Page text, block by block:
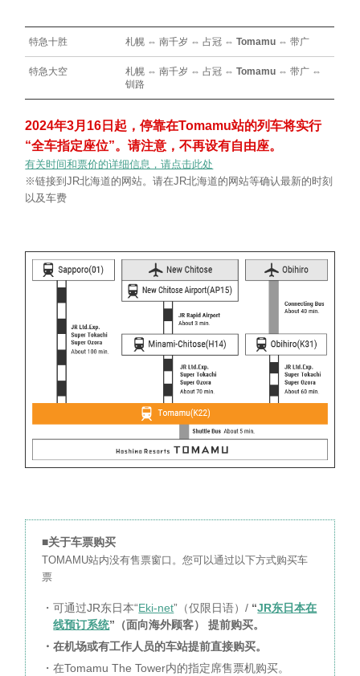
特急十胜 札幌 ⇔ 南千岁 ⇔ 占冠 ⇔Tomamu ⇔ 带广
特急大空 札幌 ⇔ 南千岁 ⇔ 占冠 ⇔Tomamu ⇔ 带广 ⇔
钏路
2024年3月16日起，停靠在Tomamu站的列车将实行
“全车指定座位”。请注意，不再设有自由座。
有关时间和票价的详细信息，请点击此处
※链接到JR北海道的网站。请在JR北海道的网站等确认最新的时刻
以及车费
■关于车票购买
TOMAMU站内没有售票窗口。您可以通过以下方式购买车
票
・可通过JR东日本“Eki-net”（仅限日语）/ “JR东日本在
线预订系统”（面向海外顾客） 提前购买。
・在机场或有工作人员的车站提前直接购买。
・在Tomamu The Tower内的指定席售票机购买。